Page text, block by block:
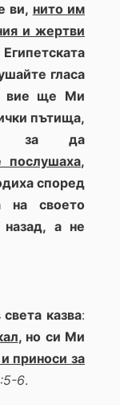
ви, нито им
и жертви
гласа
вие ще Ми
пътища,
за да
послушаха,
според
на своето
а не
казва:
, но си Ми
приноси за
6.